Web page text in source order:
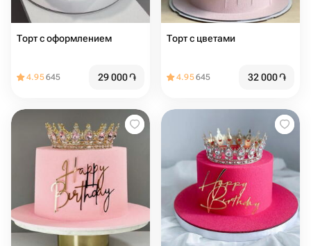
Торт с оформлением
4.95645 29 000֏
Торт с цветами
4.95645 32 000֏